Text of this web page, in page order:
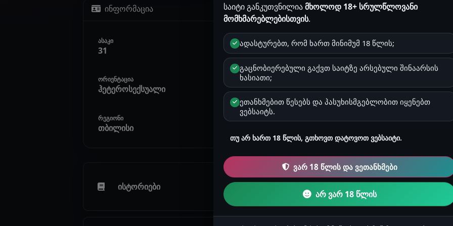
ინფორმაცია
ასაკი
31
სქესი
მამრობითი
ორიენტაცია
ჰეტეროსექსუალი ვერძი
რეგიონი
თბილისი
ისტორიები კითხვები & რჩევები
საიტი განკუთვნილიამხოლოდ 18+ სრულწლოვანი
მომხმარებლებისთვის.
ადასტურებთ, რომ ხართ მინიმუმ 18 წლის;
გაცნობიერებული გაქვთ საიტზე არსებული შინაარსის
ხასიათი;
ეთანხმებით წესებს და პასუხისმგებლობით იყენებთ
ვებსაიტს.
თუ არ ხართ 18 წლის, გთხოვთ დატოვოთ ვებსაიტი.
ვარ 18 წლის და ვეთანხმები
არ ვარ 18 წლის